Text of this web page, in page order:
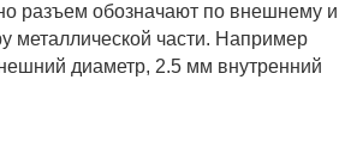
разъем обозначают по внешнему и
металлической части. Например
диаметр, 2.5 мм внутренний